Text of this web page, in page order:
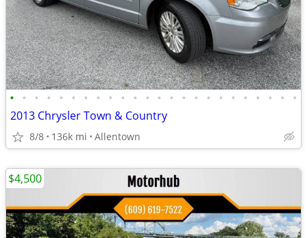
• • • • • • • • • • • • • • • • • • • • • • • •
2013 Chrysler Town & Country
8/8 136k mi Allentown
$4,500